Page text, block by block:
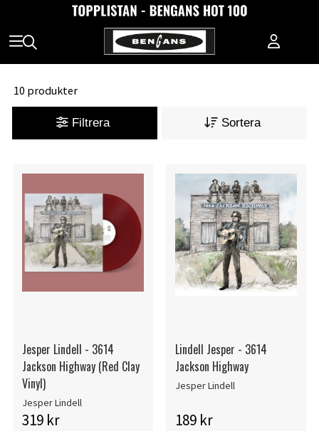
10 produkter
Filtrera Sortera
Jesper Lindell - 3614
Jackson Highway (Red Clay
Vinyl)
Jesper Lindell
319 kr
Lindell Jesper - 3614
Jackson Highway
Jesper Lindell
189 kr